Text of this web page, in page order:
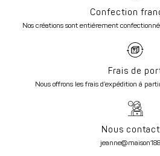
Confection
Nos créations sont entièrement
Frais de
Nous offrons les frais d’expédition à
Nous